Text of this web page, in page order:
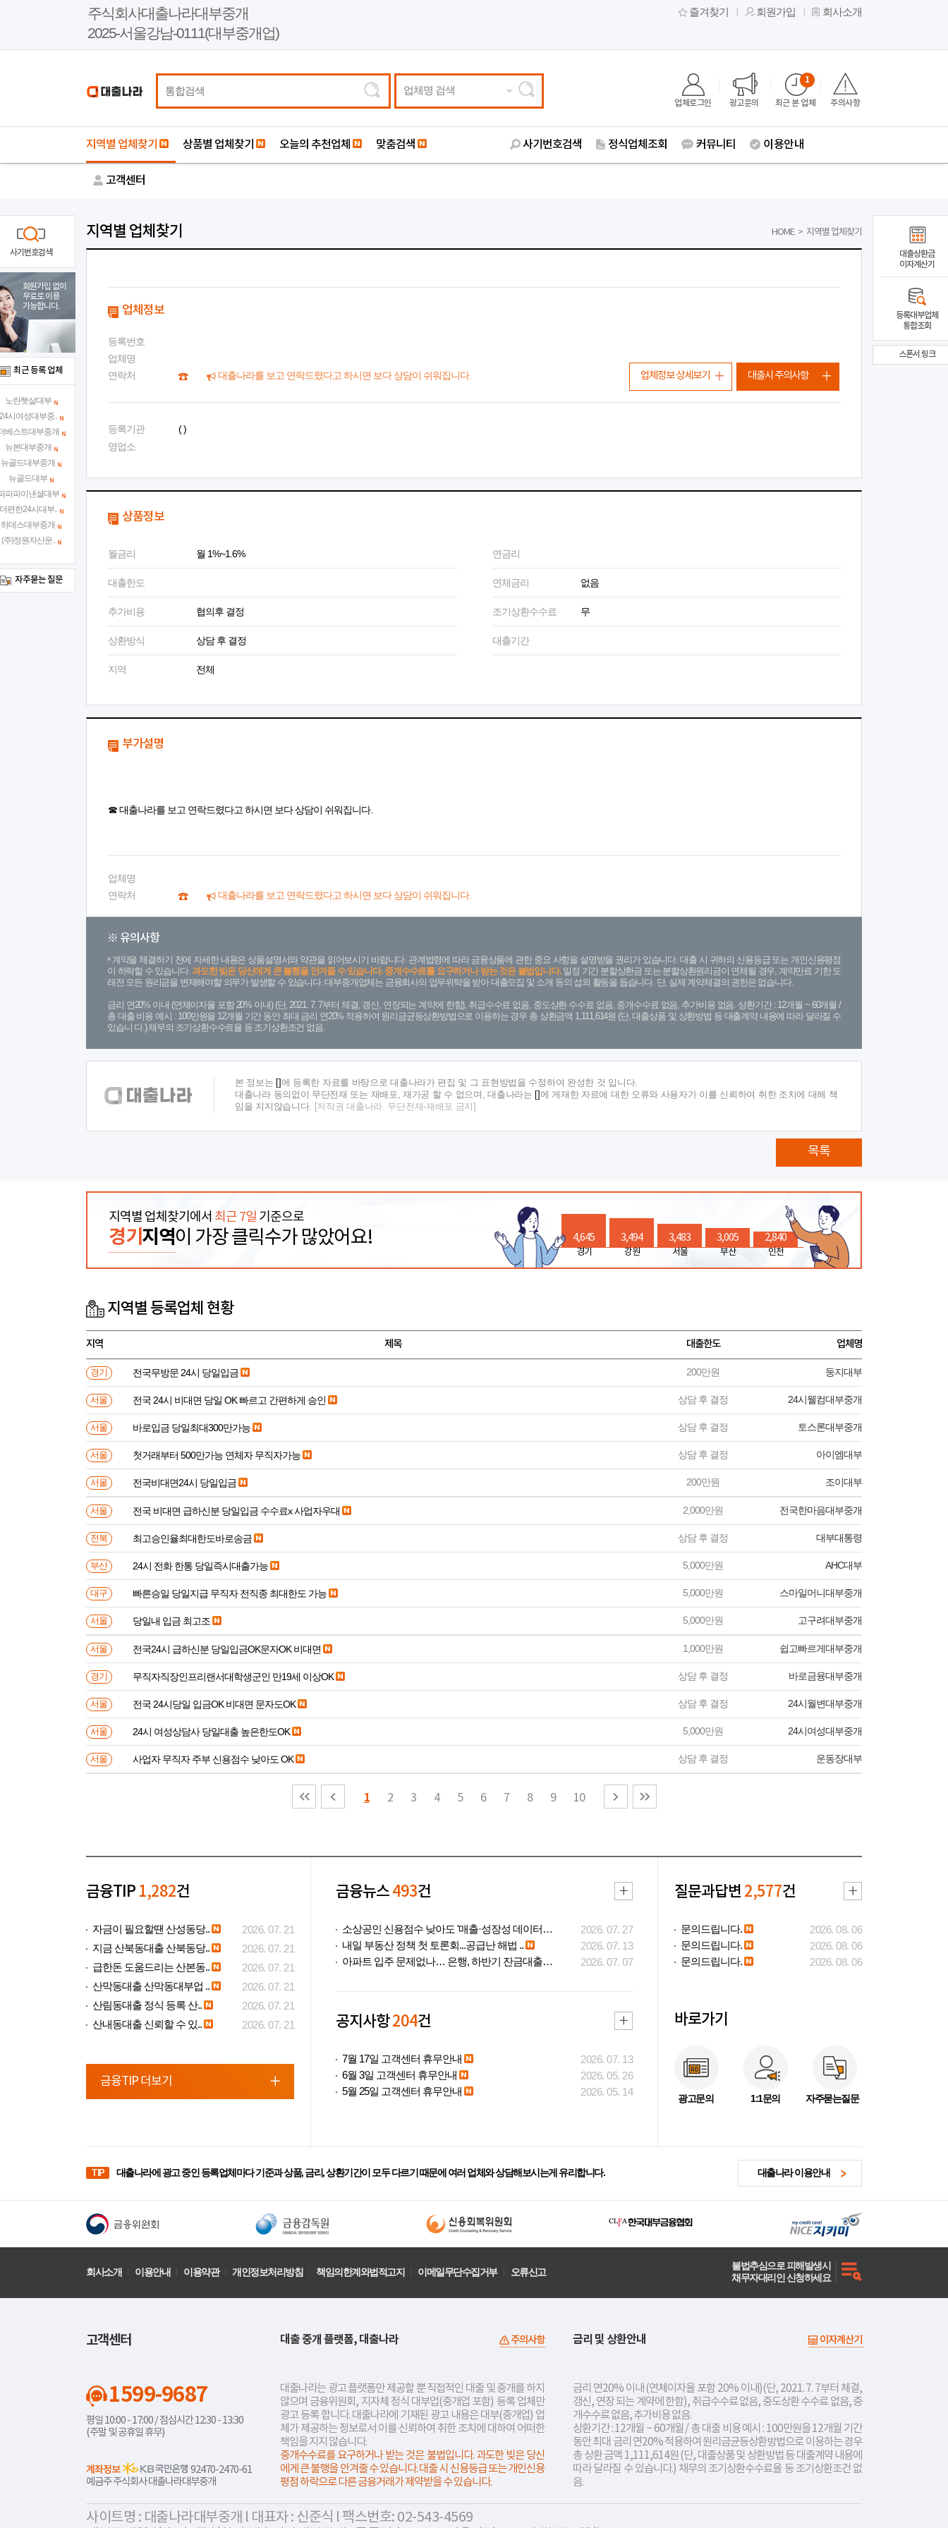
주식회사대출나라대부중개
2025-서울강남-0111(대부중개업)
즐겨찾기 회원가입 회사소개
업체명 검색
업체로그인 광고문의 최근 본 업체
1
주의사항
지역별 업체찾기 상품별 업체찾기 오늘의 추천업체 맞춤검색 사기번호검색 정식업체조회 커뮤니티 이용안내
고객센터
지역별 업체찾기 HOME > 지역별 업체찾기
업체정보
등록번호
업체명
연락처
대출나라를 보고 연락드렸다고 하시면 보다 상담이 쉬워집니다.
등록기관
( )
영업소
업체정보 상세보기 대출시 주의사항
상품정보
월금리 월 1%~1.6% 연금리
대출한도 연체금리 없음
추가비용 협의후 결정 조기상환수수료 무
상환방식 상담 후 결정 대출기간
지역 전체
부가설명
☎ 대출나라를 보고 연락드렸다고 하시면 보다 상담이 쉬워집니다.
업체명
연락처
대출나라를 보고 연락드렸다고 하시면 보다 상담이 쉬워집니다.
※ 유의사항
계약을 체결하기 전에 자세한 내용은 상품설명서와 약관을 읽어보시기 바랍니다. 관계법령에 따라 금융상품에 관한 중요 사항을 설명받을 권리가 있습니다. 대출 시 귀하의 신용등급 또는 개인신용평점
이 하락할 수 있습니다.과도한 빚은 당신에게 큰 불행을 안겨줄 수 있습니다. 중개수수료를 요구하거나 받는 것은 불법입니다.일정 기간 분할상환금 또는 분할상환원리금이 연체될 경우, 계약만료 기한 도
래전 모든 원리금을 변제해야할 의무가 발생할 수 있습니다. 대부중개업체는 금융회사의 업무위탁을 받아 대출모집 및 소개 등의 섭외 활동을 돕습니다. 단, 실제 계약체결의 권한은 없습니다.
금리 연20% 이내 (연체이자율 포함 20% 이내) (단, 2021. 7. 7부터 체결, 갱신, 연장되는 계약에 한함), 취급수수료 없음, 중도상환 수수료 없음, 중개수수료 없음, 추가비용 없음. 상환기간 : 12개월 ~ 60개월 /
총 대출 비용 예시 : 100만원을 12개월 기간 동안 최대 금리 연20% 적용하여 원리금균등상환방법으로 이용하는 경우 총 상환금액 1,111,614원 (단, 대출상품 및 상환방법 등 대출계약 내용에 따라 달라질 수
있습니 다.) 채무의 조기상환수수료율 등 조기상환조건 없음.
본 정보는
에 등록한 자료를 바탕으로 대출나라가 편집 및 그 표현방법을 수정하여 완성한 것 입니다.
대출나라 동의없이 무단전재 또는 재배포, 재가공 할 수 없으며, 대출나라는
에 게재한 자료에 대한 오류와 사용자가 이를 신뢰하여 취한 조치에 대해 책
임을 지지않습니다.
[저작권 대출나라. 무단전재-재배포 금지]
목록
지역별 업체찾기에서 최근 7일 기준으로
경기 지역이 가장 클릭수가 많았어요! 4,645
경기
3,494
강원
3,483
서울
3,005
부산
2,840
인천
지역별 등록업체 현황
지역 제목 대출한도 업체명
경기 전국무방문 24시 당일입금 200만원 둥지대부
서울 전국 24시 비대면 당일 OK 빠르고 간편하게 승인 상담 후 결정 24시웰컴대부중개
서울 바로입금 당일최대300만가능 상담 후 결정 토스론대부중개
서울 첫거래부터 500만가능 연체자 무직자가능 상담 후 결정 아이엠대부
서울 전국비대면24시 당일입금 200만원 조이대부
서울 전국 비대면 급하신분 당일입금 수수료x 사업자우대 2,000만원 전국한마음대부중개
전북 최고승인율최대한도바로송금 상담 후 결정 대부대통령
부산 24시 전화 한통 당일즉시대출가능 5,000만원 AHC대부
대구 빠른승일 당일지급 무직자 전직종 최대한도 가능 5,000만원 스마일머니대부중개
서울 당일내 입금 최고조 5,000만원 고구려대부중개
서울 전국24시 급하신분 당일입금OK문자OK 비대면 1,000만원 쉽고빠르게대부중개
경기 무직자직장인프리랜서대학생군인 만19세 이상OK 상담 후 결정 바로금융대부중개
서울 전국 24시당일 입금OK 비대면 문자도OK 상담 후 결정 24시월변대부중개
서울 24시 여성상담사 당일대출 높은한도OK 5,000만원 24시여성대부중개
서울 사업자 무직자 주부 신용점수 낮아도 OK 상담 후 결정 운동장대부
1 2 3 4 5 6 7 8 9 10
사기번호검색
회원가입 없이
무료로 이용
가능합니다.
최근 등록 업체
노란햇살대부
시여성대부중..
베스트대부중개
뉴본대부중개
뉴골드대부중개
뉴골드대부
파파이낸셜대부
편한24시대부..
하데스대부중개
(주)정원자산운..
자주묻는 질문
대출상환금
이자계산기
등록대부업체
통합조회
스폰서 링크
금융TIP 1,282건
자금이 필요할땐 산성동당..
2026. 07. 21
지금 산북동대출 산북동당..
2026. 07. 21
급한돈 도움드리는 산본동..
2026. 07. 21
산막동대출 산막동대부업 ..
2026. 07. 21
산림동대출 정식 등록 산..
2026. 07. 21
산내동대출 신뢰할 수 있..
2026. 07. 21
금융TIP 더보기
금융뉴스493건
소상공인 신용점수 낮아도 '매출·성장성 데이터..
2026. 07. 27
내일 부동산 정책 첫 토론회...공급난 해법 ..
2026. 07. 13
아파트 입주 문제없나… 은행, 하반기 잔금대출..
2026. 07. 07
공지사항204건
7월 17일 고객센터 휴무안내
2026. 07. 13
6월 3일 고객센터 휴무안내
2026. 05. 26
5월 25일 고객센터 휴무안내
2026. 05. 14
질문과답변 2,577건
문의드립니다.
2026. 08. 06
문의드립니다.
2026. 08. 06
문의드립니다.
2026. 08. 06
바로가기
광고문의 1:1문의 자주묻는질문
TIP 대출나라에 광고 중인 등록업체마다 기준과 상품, 금리, 상환기간이 모두 다르기 때문에 여러 업체와 상담해보시는게 유리합니다. 대출나라 이용안내
회사소개 이용안내 이용약관 개인정보처리방침 책임의한계와법적고지 이메일무단수집거부 오류신고
불법추심으로 피해발생시
채무자대리인 신청하세요
고객센터
1599-9687
평일 10:00 - 17:00 / 점심시간 12:30 - 13:30
(주말 및 공휴일 휴무)
계좌정보
92470-2470-61
예금주 주식회사 대출나라대부중개
대출 중개 플랫폼, 대출나라 주의사항
대출나라는 광고 플랫폼만 제공할 뿐 직접적인 대출 및 중개를 하지
않으며 금융위원회, 지자체 정식 대부업(중개업 포함) 등록 업체만
광고 등록 합니다. 대출나라에 기재된 광고 내용은 대부(중개업) 업
체가 제공하는 정보로서 이를 신뢰하여 취한 조치에 대하여 어떠한
책임을 지지 않습니다.
중개수수료를 요구하거나 받는 것은 불법입니다. 과도한 빚은 당신
에게 큰 불행을 안겨줄 수 있습니다. 대출 시 신용등급 또는 개인신용
평점 하락으로 다른 금융거래가 제약받을 수 있습니다.
금리 및 상환안내 이자계산기
금리 연20% 이내 (연체이자율 포함 20% 이내)(단, 2021. 7. 7부터 체결,
갱신, 연장 되는 계약에 한함), 취급수수료 없음, 중도상환 수수료 없음, 중
개수수료 없음, 추가비용 없음.
상환기간 : 12개월 ~ 60개월 / 총 대출 비용 예시 : 100만원을 12개월 기간
동안 최대 금리 연20% 적용하여 원리금균등상환방법으로 이용하는 경우
총 상환 금액 1,111,614원 (단, 대출상품 및 상환방법 등 대출계약 내용에
따라 달라질 수 있습니다.) 채무의 조기상환수수료율 등 조기상환조건 없
음.
사이트명 : 대출나라대부중개 l 대표자 : 신준식 l 팩스번호: 02-543-4569